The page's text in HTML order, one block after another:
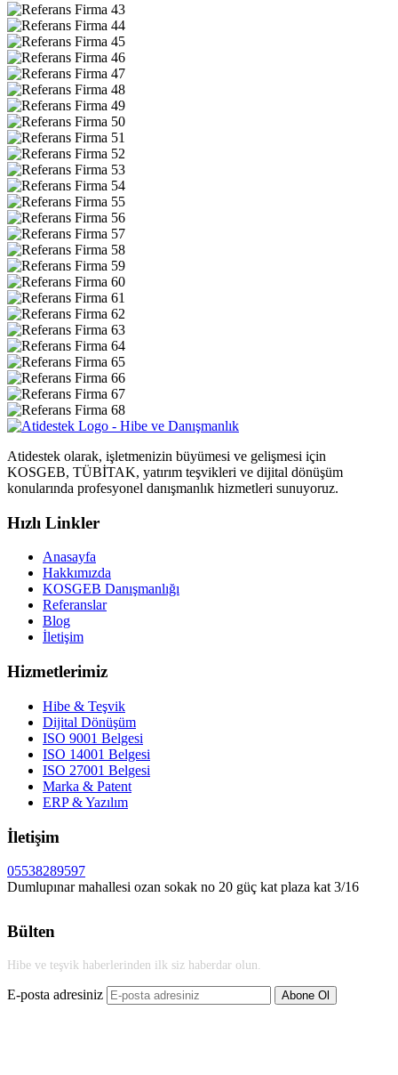
Atidestek olarak, işletmenizin büyümesi ve gelişmesi için
KOSGEB, TÜBİTAK, yatırım teşvikleri ve dijital dönüşüm
konularında profesyonel danışmanlık hizmetleri sunuyoruz.
Hızlı Linkler
Anasayfa
Hakkımızda
KOSGEB Danışmanlığı
Referanslar
Blog
İletişim
Hizmetlerimiz
Hibe & Teşvik
Dijital Dönüşüm
ISO 9001 Belgesi
ISO 14001 Belgesi
ISO 27001 Belgesi
Marka & Patent
ERP & Yazılım
İletişim
05538289597
Dumlupınar mahallesi ozan sokak no 20 güç kat plaza kat 3/16
Bülten
Hibe ve teşvik haberlerinden ilk siz haberdar olun.
E-posta adresiniz Abone Ol